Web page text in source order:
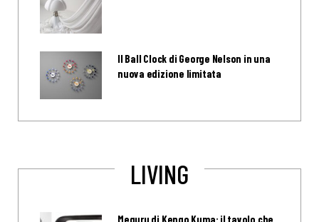
Il Ball Clock di George Nelson in una
nuova edizione limitata
LIVING
Meguru di Kengo Kuma: il tavolo che